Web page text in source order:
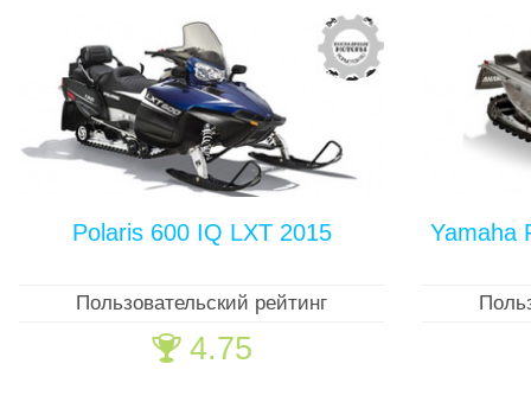
Polaris 600 IQ LXT 2015
Пользовательский рейтинг
🏆 4.75
Yamaha